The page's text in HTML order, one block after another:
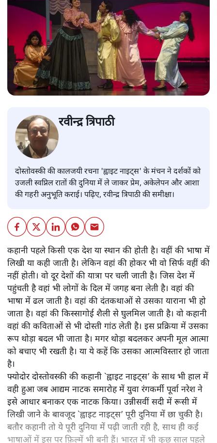
रवीन्द्र त्रिपाठी
दोस्तोवस्की की कालजयी रचना 'ह्वाइट नाइट्स' के मंचन ने दर्शकों को
उजली स्वप्निल रातों की दुनिया में ले जाकर प्रेम, अकेलेपन और आशा
की गहरी अनुभूति कराई। पढ़िए, रवीन्द्र त्रिपाठी की समीक्षा।
कहानी पहले किसी एक देश या स्थान की होती है। वहीं की भाषा में
लिखी या कही जाती है। लेकिन वहां की होकर भी वो सिर्फ वहीं की
नहीं होती। वो दूर देशों की यात्रा पर चली जाती है। जिस देश में
पहुंचती है वहां भी लोगों के दिल में जगह बना लेती है। वहां की
भाषा में ढल जाती है। वहां की दंतकथाओं से उसका याराना भी हो
जाता है। वहां की किस्सागोई शैली से घुलमिल जाती है। वो कहानी
वहां की कविताओं से भी दोस्ती गांठ लेती है। इस प्रक्रिया में उसका
रूप थोड़ा बदल भी जाता है। मगर थोड़ा बदलकर अपनी मूल आत्मा
को बचाए भी रखती है। या ये कहें कि उसका आत्मविस्तार हो जाता
है।
फ्योदोर दोस्तोवस्की की कहानी `ह्वाइट नाइट्स’ के साथ भी हाल में
वही हुआ जब आद्यम नाटक समारोह में युवा रंगकर्मी पूर्वा नरेश ने
इसे आधार बनाकर एक नाटक किया। उन्नीसवीं सदी में रूसी में
लिखी जाने के बावजूद `ह्वाइट नाइट्स’ पूरी दुनिया में छा चुकी है।
बतौर कहानी तो ये पूरी दुनिया में पढ़ी जाती रही है, साथ ही कई
भाषाओं में इस पर फ़िल्में भी बनी हैं। भारत में भी कुछ साल पहले